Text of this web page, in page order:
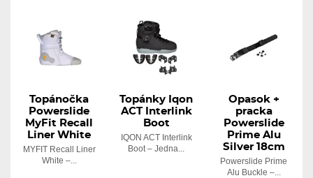
Topánočka
Powerslide
MyFit Recall
Liner White
MYFIT Recall Liner
White –...
Topánky Iqon
ACT Interlink
Boot
IQON ACT Interlink
Boot – Jedna...
Opasok +
pracka
Powerslide
Prime Alu
Silver 18cm
Powerslide Prime
Alu Buckle –...